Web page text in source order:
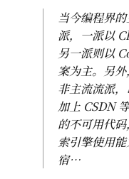
当今编程界
派，一派以
另一派则以
案为主。另
非主流流派，
加上 CSDN
的不可用代
索引擎使用
宿…